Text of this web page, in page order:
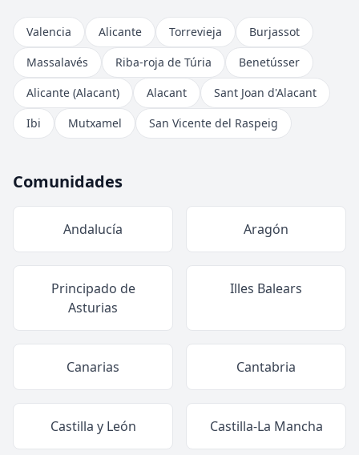
Valencia Alicante Torrevieja
Burjassot
Massalavés
Riba-roja de Túria
Benetússer
Alicante (Alacant)
Alacant
Sant Joan d'Alacant
Ibi
Mutxamel San Vicente del Raspeig
Comunidades
Andalucía Aragón
Principado de
Asturias
Illes Balears
Canarias Cantabria
Castilla y León Castilla-La Mancha